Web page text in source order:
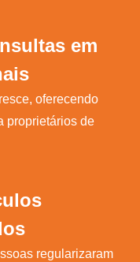
em
oferecendo
proprietários de
regularizaram